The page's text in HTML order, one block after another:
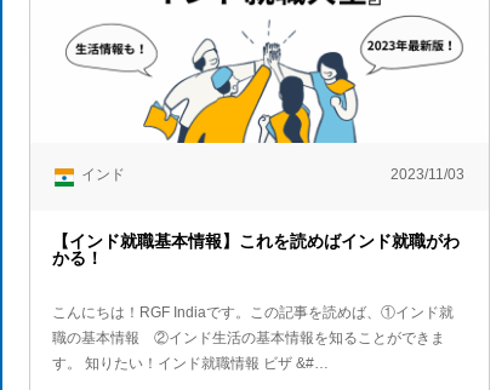
インド 2023/11/03
【インド就職基本情報】これを読めばインド就職がわ
かる！
こんにちは！RGF Indiaです。この記事を読めば、①インド就
職の基本情報 ②インド生活の基本情報を知ることができま
す。 知りたい！インド就職情報 ビザ &#…